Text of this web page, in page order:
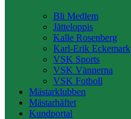
Bli Medlem
Jätteloppis
Kalle Rosenberg
Karl-Erik Eckemark
VSK Sports
VSK Vännerna
VSK Fotboll
Mästarklubben
Mästarhäftet
Kundportal